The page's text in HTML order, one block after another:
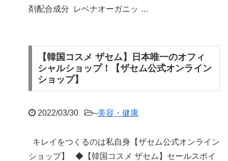
剤配合成分 レベナオーガニッ …
【韓国コスメ ザセム】日本唯一のオフィ
シャルショップ！【ザセム公式オンライン
ショップ】
2022/03/30 –美容・健康
キレイをつくるのは私自身【ザセム公式オンライン
ショップ】 ◆【韓国コスメ ザセム】セールスポイ